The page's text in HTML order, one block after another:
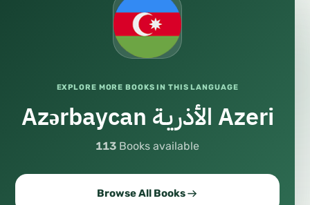
EXPLORE MORE BOOKS IN THIS LANGUAGE
Azərbaycan الأذريـة Azeri
113 Books available
Browse All Books